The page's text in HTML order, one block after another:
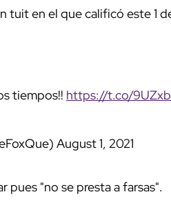
tuit en el que calificó este 1
tiempos!! https://t.co/
August 1, 2021
"no se presta a farsas".